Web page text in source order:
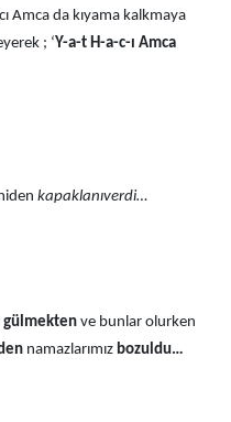
Amca da kıyama kalkmaya
; ‘Y-a-t H-a-c-ı Amca
kapaklanıverdi…
gülmekten ve bunlar olurken
namazlarımız bozuldu…